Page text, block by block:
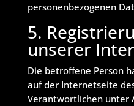
personenbezogenen
5.
unserer
Die betroffene Person
auf der Internetseite
Verantwortlichen unter